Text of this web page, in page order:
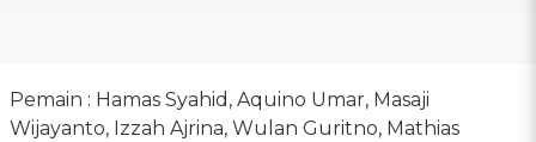
Pemain : Hamas Syahid, Aquino Umar, Masaji
Wijayanto, ‎Izzah Ajrina, Wulan Guritno, Mathias